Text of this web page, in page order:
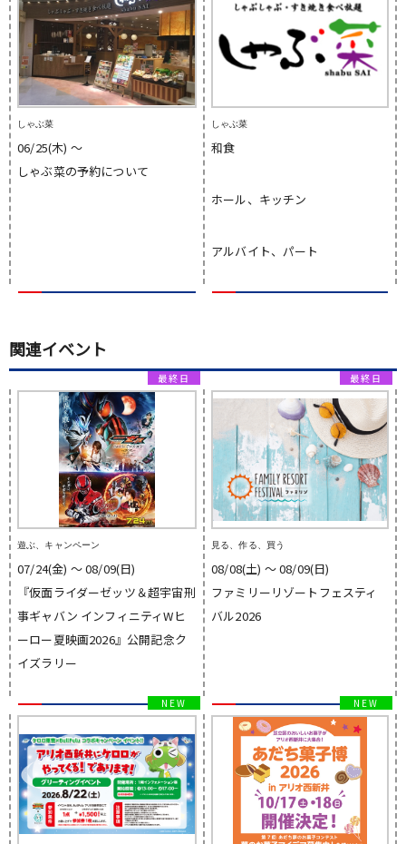
しゃぶ菜
06/25(木) 〜
しゃぶ菜の予約について
しゃぶ菜
和食
ホール、キッチン
アルバイト、パート
関連イベント
遊ぶ、キャンペーン
07/24(金) 〜 08/09(日)
『仮面ライダーゼッツ＆超宇宙刑
事ギャバン インフィニティWヒ
ーロー夏映画2026』公開記念ク
イズラリー
見る、作る、買う
08/08(土) 〜 08/09(日)
ファミリーリゾートフェスティ
バル2026